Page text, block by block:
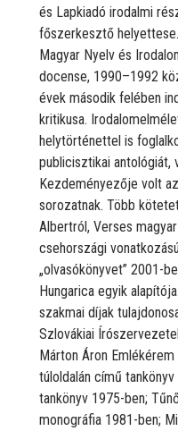
és Lapkiadó irodalmi
főszerkesztő
Magyar Nyelv és
docense, 1990–1992
évek második felében
kritikusa.
helytörténettel is
publicisztikai
Kezdeményezője volt
sorozatnak. Több
Albertról, Verses
csehországi
„olvasókönyvet” 2001-
Hungarica egyik
szakmai díjak
Szlovákiai
Márton Áron
túloldalán című
tankönyv 1975-ben;
monográfia 1981-ben;